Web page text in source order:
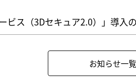
ビス（3Dセキュア2.0）」導入
お知らせ一